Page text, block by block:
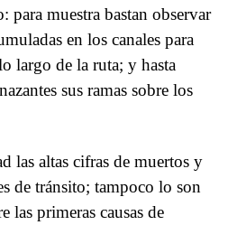
muestra bastan observar
en los canales para
largo de la ruta; y hasta
sus ramas sobre los
las altas cifras de muertos y
de tránsito; tampoco lo son
las primeras causas de